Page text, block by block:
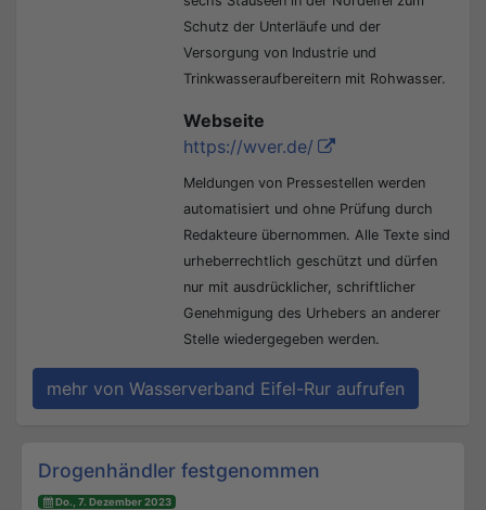
Schutz der Unterläufe und der
Versorgung von Industrie und
Trinkwasseraufbereitern mit Rohwasser.
Webseite
https://wver.de/
Meldungen von Pressestellen werden
automatisiert und ohne Prüfung durch
Redakteure übernommen. Alle Texte sind
urheberrechtlich geschützt und dürfen
nur mit ausdrücklicher, schriftlicher
Genehmigung des Urhebers an anderer
Stelle wiedergegeben werden.
mehr von Wasserverband Eifel-Rur aufrufen
Beitrags-Navigation
Drogenhändler festgenommen
Do., 7. Dezember 2023